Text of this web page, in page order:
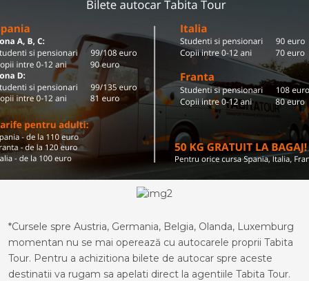
*Cursele spre Austria, Germania, Belgia, Olanda, Luxemburg
momentan nu se mai operează cu autocarele proprii Tabita
Tour. Pentru a achizitiona bilete de autocar spre aceste
destinatii va rugam sa apelati direct la agentiile Tabita Tour.